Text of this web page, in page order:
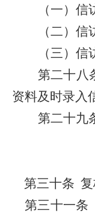
（一）信
（二）信
（三）信
第二十八
资料及时录入
第二十九
第三十条
第三十一条